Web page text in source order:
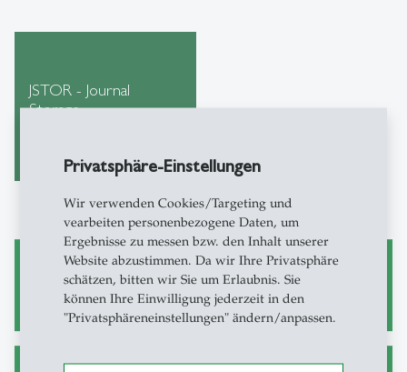
Privatsphäre-Einstellungen
Wir verwenden Cookies/Targeting und
vearbeiten personenbezogene Daten, um
Ergebnisse zu messen bzw. den Inhalt unserer
Website abzustimmen. Da wir Ihre Privatsphäre
schätzen, bitten wir Sie um Erlaubnis. Sie
können Ihre Einwilligung jederzeit in den
"Privatsphäreneinstellungen" ändern/anpassen.
JSTOR - Journal
Storage
Wissenschaftliches Arbeiten